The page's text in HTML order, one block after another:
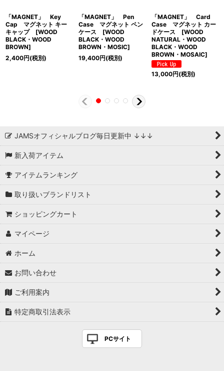
「MAGNET」 Key
Cap マグネット キー
キャップ [WOOD
BLACK・WOOD
BROWN]
2,400円(税別)
「MAGNET」 Pen
Case マグネット ペン
ケース [WOOD
BLACK・WOOD
BROWN・MOSIC]
19,400円(税別)
「MAGNET」 Card
Case マグネット カー
ドケース [WOOD
NATURAL・WOOD
BLACK・WOOD
BROWN・MOSAIC]
13,000円(税別)
JAMSオフィシャルブログ毎日更新中 ↓↓↓
新入荷アイテム
アイテムランキング
取り扱いブランドリスト
ショッピングカート
マイページ
ホーム
お問い合わせ
ご利用案内
特定商取引法表示
PCサイト